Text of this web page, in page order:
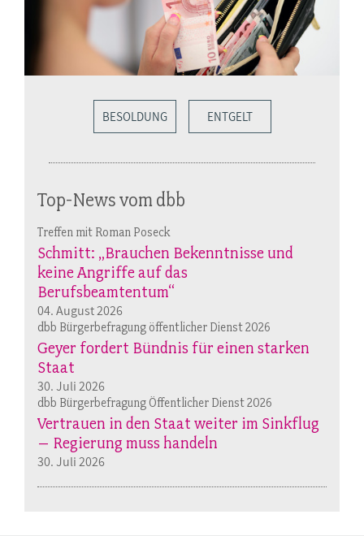
BESOLDUNG ENTGELT
Top-News vom dbb
Treffen mit Roman Poseck
Schmitt: „Brauchen Bekenntnisse und
keine Angriffe auf das
Berufsbeamtentum“
04. August 2026
dbb Bürgerbefragung öffentlicher Dienst 2026
Geyer fordert Bündnis für einen starken
Staat
30. Juli 2026
dbb Bürgerbefragung Öffentlicher Dienst 2026
Vertrauen in den Staat weiter im Sinkflug
– Regierung muss handeln
30. Juli 2026